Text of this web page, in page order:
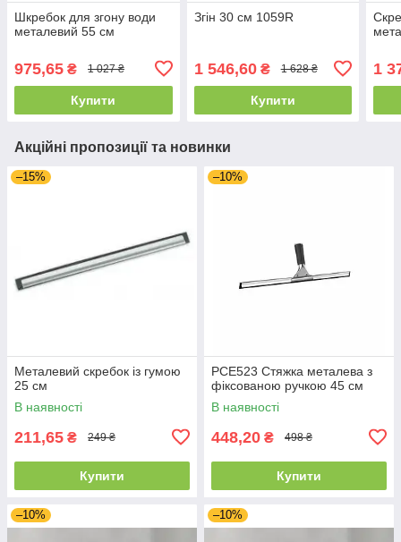
Шкребок для згону води
металевий 55 см
975,65 ₴ 1 027 ₴
Купити
Згін 30 см 1059R
1 546,60₴ 1 628 ₴
Купити
1
Акційні пропозиції та новинки
–15%
Металевий скребок із гумою
25 см
В наявності
211,65 ₴ 249 ₴
Купити
–10%
PCE523 Стяжка металева з
фіксованою ручкою 45 см
В наявності
448,20 ₴ 498 ₴
Купити
–10% –10%